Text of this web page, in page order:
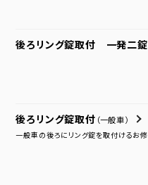
後ろリング錠取付 一発二錠
後ろリング錠取付 （一般車）
一般車の後ろにリング錠を取付けるお修